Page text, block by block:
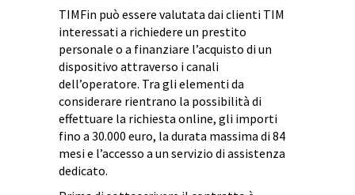
TIMFin può essere valutata dai clienti TIM
interessati a richiedere un prestito
personale o a finanziare l’acquisto di un
dispositivo attraverso i canali
dell’operatore. Tra gli elementi da
considerare rientrano la possibilità di
effettuare la richiesta online, gli importi
fino a 30.000 euro, la durata massima di 84
mesi e l’accesso a un servizio di assistenza
dedicato.